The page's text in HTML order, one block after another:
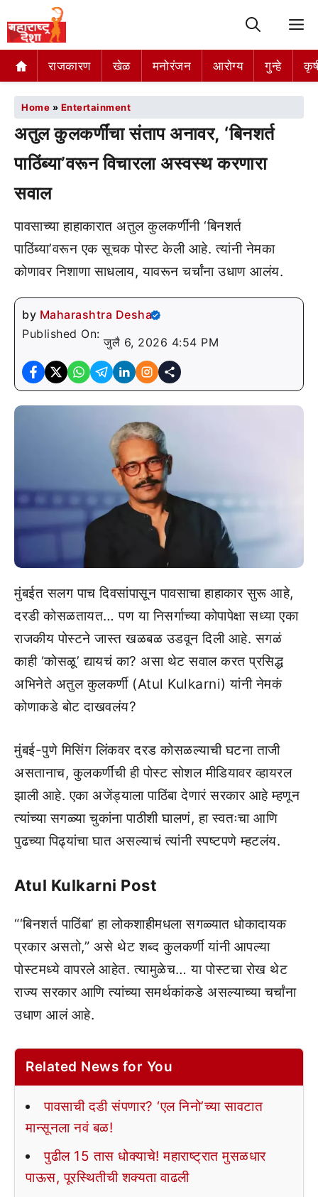
राजकारण खेळ मनोरंजन आरोग्य गुन्हे
Home » Entertainment
अतुल कुलकर्णींचा संताप अनावर, ‘बिनशर्त
पाठिंब्या’वरून विचारला अस्वस्थ करणारा
सवाल
पावसाच्या हाहाकारात अतुल कुलकर्णींनी ‘बिनशर्त
पाठिंब्या’वरून एक सूचक पोस्ट केली आहे. त्यांनी नेमका
कोणावर निशाणा साधलाय, यावरून चर्चांना उधाण आलंय.
by Maharashtra Desha
Published On:
जुलै 6, 2026 4:54 PM
मुंबईत सलग पाच दिवसांपासून पावसाचा हाहाकार सुरू आहे,
दरडी कोसळतायत… पण या निसर्गाच्या कोपापेक्षा सध्या एका
राजकीय पोस्टने जास्त खळबळ उडवून दिली आहे. सगळं
काही ‘कोसळू’ द्यायचं का? असा थेट सवाल करत प्रसिद्ध
अभिनेते अतुल कुलकर्णी (Atul Kulkarni) यांनी नेमकं
कोणाकडे बोट दाखवलंय?
मुंबई-पुणे मिसिंग लिंकवर दरड कोसळल्याची घटना ताजी
असतानाच, कुलकर्णींची ही पोस्ट सोशल मीडियावर व्हायरल
झाली आहे. एका अजेंड्याला पाठिंबा देणारं सरकार आहे म्हणून
त्यांच्या सगळ्या चुकांना पाठीशी घालणं, हा स्वतःचा आणि
पुढच्या पिढ्यांचा घात असल्याचं त्यांनी स्पष्टपणे म्हटलंय.
Atul Kulkarni Post
“‘बिनशर्त पाठिंबा’ हा लोकशाहीमधला सगळ्यात धोकादायक
प्रकार असतो,” असे थेट शब्द कुलकर्णी यांनी आपल्या
पोस्टमध्ये वापरले आहेत. त्यामुळेच… या पोस्टचा रोख थेट
राज्य सरकार आणि त्यांच्या समर्थकांकडे असल्याच्या चर्चांना
उधाण आलं आहे.
Related News for You
पावसाची दडी संपणार? ‘एल निनो’च्या सावटात
मान्सूनला नवं बळ!
पुढील 15 तास धोक्याचे! महाराष्ट्रात मुसळधार
पाऊस, पूरस्थितीची शक्यता वाढली